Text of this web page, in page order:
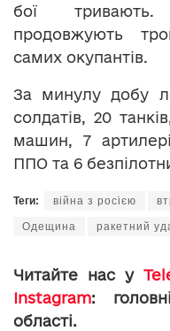
бої тривають.
продовжують
самих окупантів.
За минулу добу
солдатів, 20
машин, 7
ППО та 6
Теги: війна з росією
Одещина ракетний
Читайте нас у
Instagram:
області.